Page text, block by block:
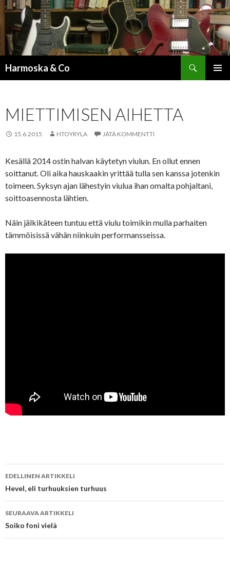
Harmoska & Co
MIETTIMISEN AIHETTA
15.6.2015 HTOYRYLA JÄTÄ KOMMENTTI
Kesällä 2014 ostin halvan käytetyn viulun. En ollut ennen
soittanut. Oli aika hauskaakin yrittää tulla sen kanssa jotenkin
toimeen. Syksyn ajan lähestyin viulua ihan omalta pohjaltani,
soittoasennosta lähtien.
Näin jälkikäteen tuntuu että viulu toimikin mulla parhaiten
tämmöisissä vähän niinkuin performansseissa.
Artikkelien
selaus
EDELLINEN ARTIKKELI
Hevel, eli turhuuksien turhuus
SEURAAVA ARTIKKELI
Soiko foni vielä